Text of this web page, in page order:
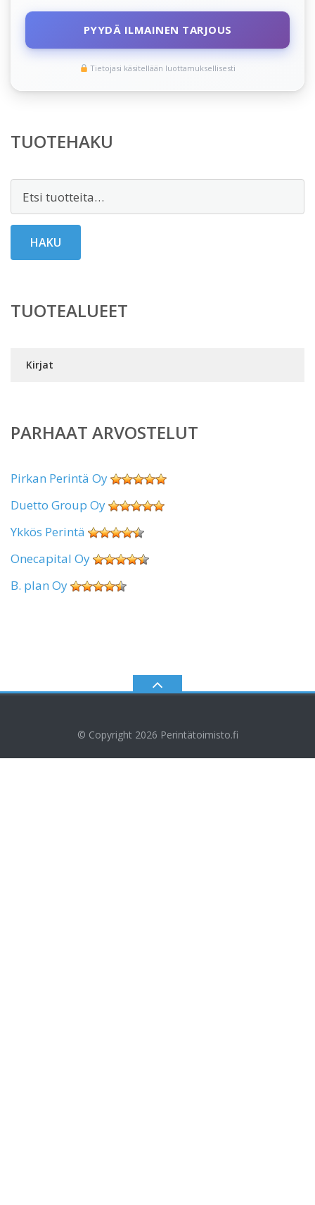
PYYDÄ ILMAINEN TARJOUS
Tietojasi käsitellään luottamuksellisesti
TUOTEHAKU
HAKU
TUOTEALUEET
Kirjat
PARHAAT ARVOSTELUT
Pirkan Perintä Oy
Duetto Group Oy
Ykkös Perintä
Onecapital Oy
B. plan Oy
© Copyright 2026 Perintätoimisto.fi